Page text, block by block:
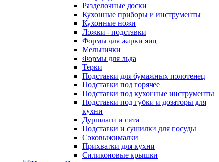
Разделочные доски
Кухонные приборы и инструменты
Кухонные ножи
Ложки - подставки
Формы для жарки яиц
Мельнички
Формы для льда
Терки
Подставки для бумажных полотенец
Подставки под горячее
Подставки под кухонные инструменты
Подставки под губки и дозаторы для
кухни
Дуршлаги и сита
Подставки и сушилки для посуды
Соковыжималки
Прихватки для кухни
Силиконовые крышки